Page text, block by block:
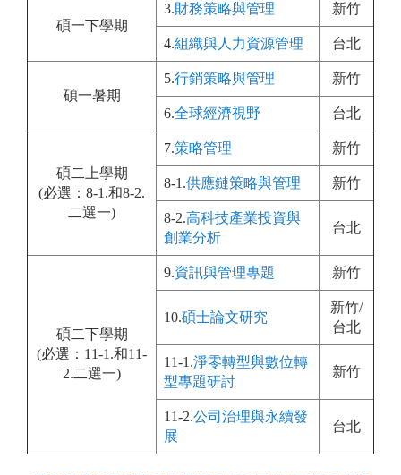
碩一下學期
3.財務策略與管理 新竹
4.組織與人力資源管理 台北
碩一暑期
5.行銷策略與管理 新竹
6.全球經濟視野 台北
碩二上學期
(必選：8-1.和8-2.
二選一)
7.策略管理 新竹
8-1.供應鏈策略與管理 新竹
8-2.高科技產業投資與
創業分析
台北
碩二下學期
(必選：11-1.和11-
2.二選一)
9.資訊與管理專題 新竹
10.碩士論文研究
新竹/
台北
11-1.淨零轉型與數位轉
型專題研討
新竹
11-2.公司治理與永續發
展
台北